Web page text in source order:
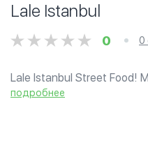
Lale Istanbul
0 0
Lale Istanbul Street Food!
центре Сочи! Уютный
полюбившиеся туристам
подробнее